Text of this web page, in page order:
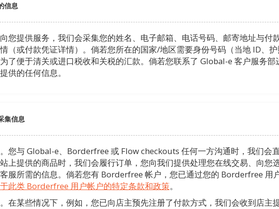
信息
您提供服务，我们会采集您的姓名、电子邮箱、电话号码、邮寄地址与付
（或付款凭证详情）。倘若您所在的国家/地区需要身份号码（当地 ID、
了便于清关或进口税收和关税的汇款。倘若您联系了 Global-e 客户服务
供的任何信息。
集信息
您与 Global-e、Borderfree 或 Flow checkouts 任何一方沟通时，我们会
上提供的商品时，我们会履行订单，您向我们提供处理您在线交易、向您
服所需的信息。倘若您有 Borderfree 帐户，您已通过您的 Borderfree 用
此类 Borderfree 用户帐户的特定条款和政策。
在某些情况下，例如，您已向店主预先注册了付款方式，我们会收到店主